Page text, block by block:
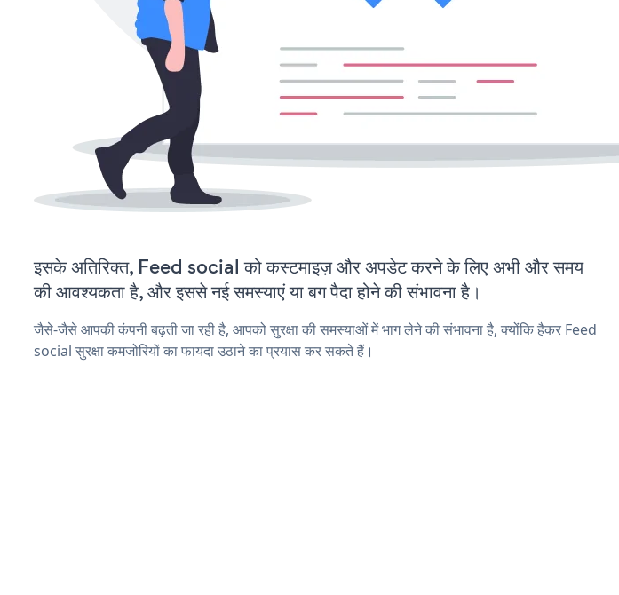
इसके अतिरिक्त, Feed social को कस्टमाइज़ और अपडेट करने के लिए अभी और समय
की आवश्यकता है, और इससे नई समस्याएं या बग पैदा होने की संभावना है।
जैसे-जैसे आपकी कंपनी बढ़ती जा रही है, आपको सुरक्षा की समस्याओं में भाग लेने की संभावना है, क्योंकि हैकर Feed
social सुरक्षा कमजोरियों का फायदा उठाने का प्रयास कर सकते हैं।